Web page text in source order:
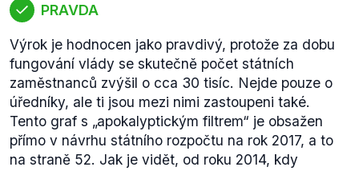
PRAVDA
Výrok je hodnocen jako pravdivý, protože za dobu
fungování vlády se skutečně počet státních
zaměstnanců zvýšil o cca 30 tisíc. Nejde pouze o
úředníky, ale ti jsou mezi nimi zastoupeni také.
Tento graf s „apokalyptickým filtrem“ je obsažen
přímo v návrhu státního rozpočtu na rok 2017, a to
na straně 52. Jak je vidět, od roku 2014, kdy